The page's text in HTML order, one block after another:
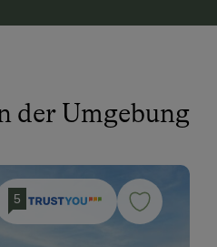
der Umgebung
5